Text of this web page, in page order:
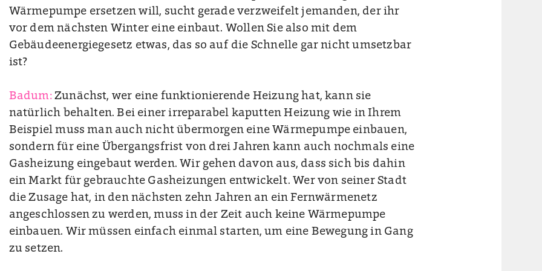
Wärmepumpe ersetzen will, sucht gerade verzweifelt jemanden, der ihr
vor dem nächsten Winter eine einbaut. Wollen Sie also mit dem
Gebäudeenergiegesetz etwas, das so auf die Schnelle gar nicht umsetzbar
ist?
Badum:Zunächst, wer eine funktionierende Heizung hat, kann sie
natürlich behalten. Bei einer irreparabel kaputten Heizung wie in Ihrem
Beispiel muss man auch nicht übermorgen eine Wärmepumpe einbauen,
sondern für eine Übergangsfrist von drei Jahren kann auch nochmals eine
Gasheizung eingebaut werden. Wir gehen davon aus, dass sich bis dahin
ein Markt für gebrauchte Gasheizungen entwickelt. Wer von seiner Stadt
die Zusage hat, in den nächsten zehn Jahren an ein Fernwärmenetz
angeschlossen zu werden, muss in der Zeit auch keine Wärmepumpe
einbauen. Wir müssen einfach einmal starten, um eine Bewegung in Gang
zu setzen.